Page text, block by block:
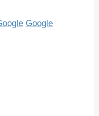
Google